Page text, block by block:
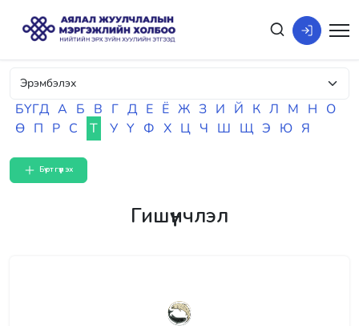
БҮГД А Б В Г Д Е Ё Ж З И Й К Л М Н О
Ө П Р С Т У Ү Ф Х Ц Ч Ш Щ Э Ю Я
Бүртгүүлэх
Гишүүнчлэл